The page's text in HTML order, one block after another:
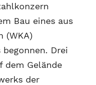
Bau eines aus
(WKA)
Drei
dem Gelände
der